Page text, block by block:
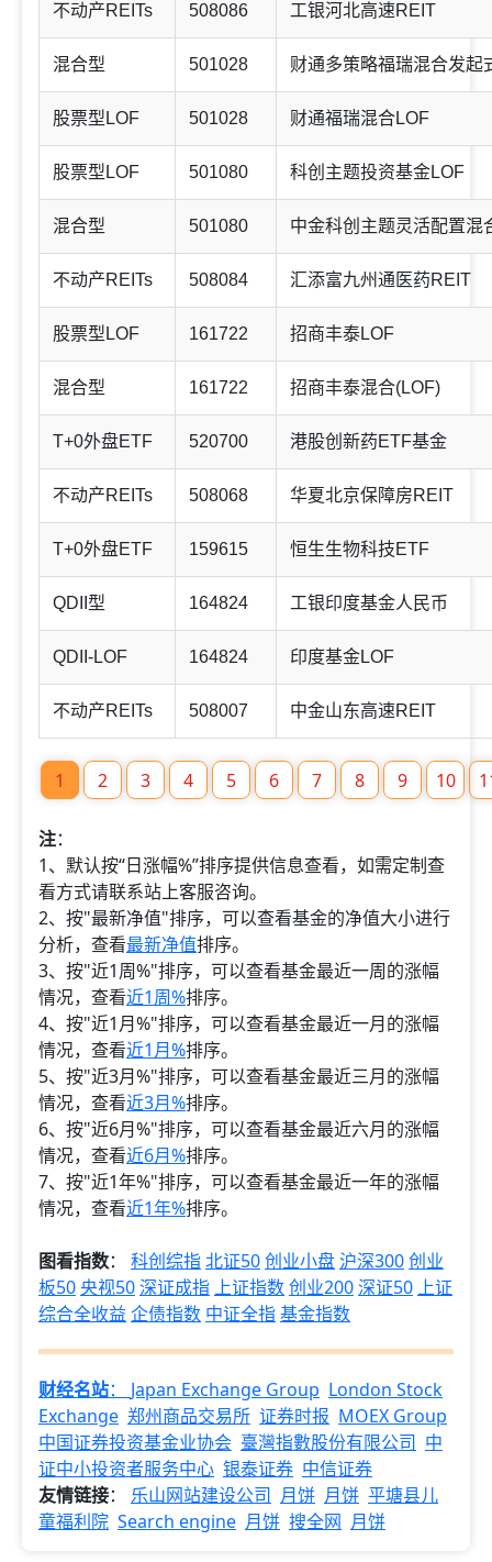
不动产REITs 508086 工银河北高速REIT
混合型 501028 财通多策略福瑞混合发起
股票型LOF 501028 财通福瑞混合LOF
股票型LOF 501080 科创主题投资基金LOF
混合型 501080 中金科创主题灵活配置混
不动产REITs 508084 汇添富九州通医药REIT
股票型LOF 161722 招商丰泰LOF
混合型 161722 招商丰泰混合(LOF)
T+0外盘ETF 520700 港股创新药ETF基金
不动产REITs 508068 华夏北京保障房REIT
T+0外盘ETF 159615 恒生生物科技ETF
QDII型 164824 工银印度基金人民币
QDII-LOF 164824 印度基金LOF
不动产REITs 508007 中金山东高速REIT
1 2 3 4 5 6 7 8 9 10
注：
1、默认按“日涨幅%”排序提供信息查看，如需定制查
看方式请联系站上客服咨询。
2、按"最新净值"排序，可以查看基金的净值大小进行
分析，查看最新净值排序。
3、按"近1周%"排序，可以查看基金最近一周的涨幅
情况，查看近1周%排序。
4、按"近1月%"排序，可以查看基金最近一月的涨幅
情况，查看近1月%排序。
5、按"近3月%"排序，可以查看基金最近三月的涨幅
情况，查看近3月%排序。
6、按"近6月%"排序，可以查看基金最近六月的涨幅
情况，查看近6月%排序。
7、按"近1年%"排序，可以查看基金最近一年的涨幅
情况，查看近1年%排序。
图看指数： 科创综指北证50创业小盘沪深300创业
板50央视50深证成指 上证指数创业200深证50 上证
综合全收益 企债指数 中证全指基金指数
财经名站： Japan Exchange Group London Stock
Exchange 郑州商品交易所 证券时报 MOEX Group
中国证券投资基金业协会 臺灣指數股份有限公司 中
证中小投资者服务中心 银泰证券 中信证券
友情链接： 乐山网站建设公司 月饼 月饼 平塘县儿
童福利院 Search engine 月饼 搜全网 月饼